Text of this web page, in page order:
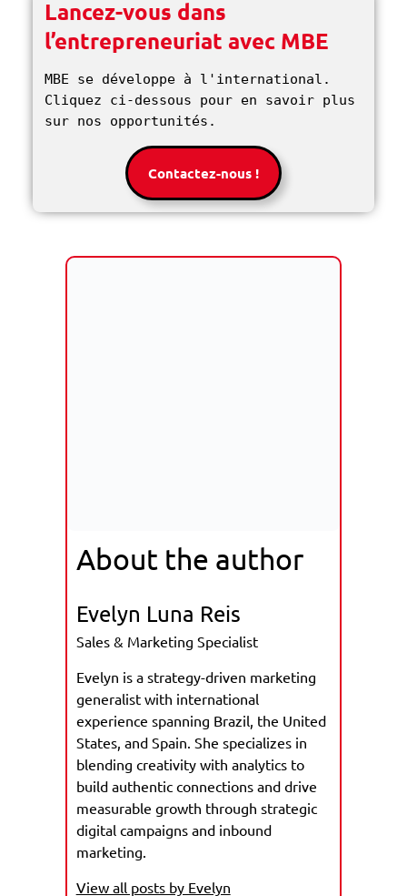
Lancez-vous dans
l’entrepreneuriat avec MBE
MBE se développe à l'international.
Cliquez ci-dessous pour en savoir plus
sur nos opportunités.
Contactez-nous !
About the author
Evelyn Luna Reis
Sales & Marketing Specialist
Evelyn is a strategy-driven marketing
generalist with international
experience spanning Brazil, the United
States, and Spain. She specializes in
blending creativity with analytics to
build authentic connections and drive
measurable growth through strategic
digital campaigns and inbound
marketing.
View all posts by Evelyn